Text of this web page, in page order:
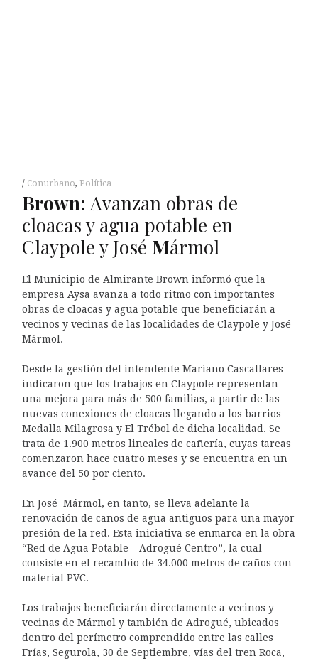
Conurbano, Política
Brown: Avanzan obras de
cloacas y agua potable en
Claypole y José Mármol
El Municipio de Almirante Brown informó que la
empresa Aysa avanza a todo ritmo con importantes
obras de cloacas y agua potable que beneficiarán a
vecinos y vecinas de las localidades de Claypole y José
Mármol.
Desde la gestión del intendente Mariano Cascallares
indicaron que los trabajos en Claypole representan
una mejora para más de 500 familias, a partir de las
nuevas conexiones de cloacas llegando a los barrios
Medalla Milagrosa y El Trébol de dicha localidad. Se
trata de 1.900 metros lineales de cañería, cuyas tareas
comenzaron hace cuatro meses y se encuentra en un
avance del 50 por ciento.
En José Mármol, en tanto, se lleva adelante la
renovación de caños de agua antiguos para una mayor
presión de la red. Esta iniciativa se enmarca en la obra
“Red de Agua Potable – Adrogué Centro”, la cual
consiste en el recambio de 34.000 metros de caños con
material PVC.
Los trabajos beneficiarán directamente a vecinos y
vecinas de Mármol y también de Adrogué, ubicados
dentro del perímetro comprendido entre las calles
Frías, Segurola, 30 de Septiembre, vías del tren Roca,